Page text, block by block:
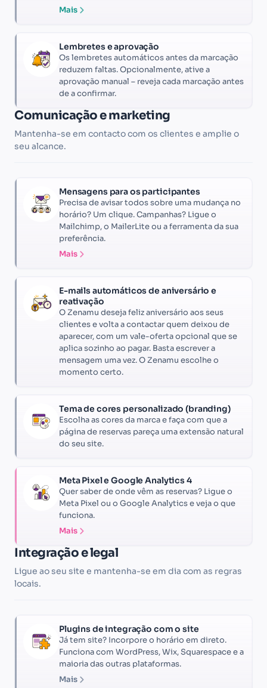
Mais
Lembretes e aprovação
Os lembretes automáticos antes da marcação
reduzem faltas. Opcionalmente, ative a
aprovação manual – reveja cada marcação antes
de a confirmar.
Comunicação e marketing
Mantenha-se em contacto com os clientes e amplie o
seu alcance.
Mensagens para os participantes
Precisa de avisar todos sobre uma mudança no
horário? Um clique. Campanhas? Ligue o
Mailchimp, o MailerLite ou a ferramenta da sua
preferência.
Mais
E-mails automáticos de aniversário e
reativação
O Zenamu deseja feliz aniversário aos seus
clientes e volta a contactar quem deixou de
aparecer, com um vale-oferta opcional que se
aplica sozinho ao pagar. Basta escrever a
mensagem uma vez. O Zenamu escolhe o
momento certo.
Tema de cores personalizado (branding)
Escolha as cores da marca e faça com que a
página de reservas pareça uma extensão natural
do seu site.
Meta Pixel e Google Analytics 4
Quer saber de onde vêm as reservas? Ligue o
Meta Pixel ou o Google Analytics e veja o que
funciona.
Mais
Integração e legal
Ligue ao seu site e mantenha-se em dia com as regras
locais.
Plugins de integração com o site
Já tem site? Incorpore o horário em direto.
Funciona com WordPress, Wix, Squarespace e a
maioria das outras plataformas.
Mais